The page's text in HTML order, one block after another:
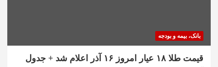
بانک، بیمه و بودجه
قیمت طلا ۱۸ عیار امروز ۱۶ آذر اعلام شد + جدول